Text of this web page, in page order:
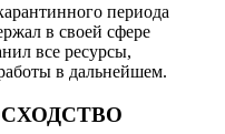
периода
в своей сфере
все ресурсы,
в дальнейшем.